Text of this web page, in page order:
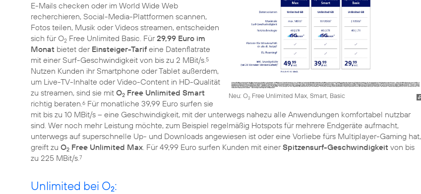
Neu: O2Free Unlimited Max, Smart, Basic
E-Mails checken oder im World Wide Web
recherchieren, Social-Media-Plattformen scannen,
Fotos teilen, Musik oder Videos streamen, entscheiden
sich für O2 Free Unlimited Basic. Für29,99 Euro im
Monat bietet der Einsteiger-Tarif eine Datenflatrate
mit einer Surf-Geschwindigkeit von bis zu 2 MBit/s.5
Nutzen Kunden ihr Smartphone oder Tablet außerdem,
um Live-TV-Inhalte oder Video-Content in HD-Qualität
zu streamen, sind sie mit O2 Free Unlimited Smart
richtig beraten.6 Für monatliche 39,99 Euro surfen sie
mit bis zu 10 MBit/s – eine Geschwindigkeit, mit der unterwegs nahezu alle Anwendungen komfortabel nutzbar
sind. Wer noch mehr Leistung möchte, zum Beispiel regelmäßig Hotspots für mehrere Endgeräte aufmacht,
unterwegs auf superschnelle Up- und Downloads angewiesen ist oder eine Vorliebe fürs Multiplayer-Gaming hat,
greift zu O2 Free Unlimited Max. Für 49,99 Euro surfen Kunden mit einerSpitzensurf-Geschwindigkeit von bis
zu 225 MBit/s.7
Unlimited bei O2: